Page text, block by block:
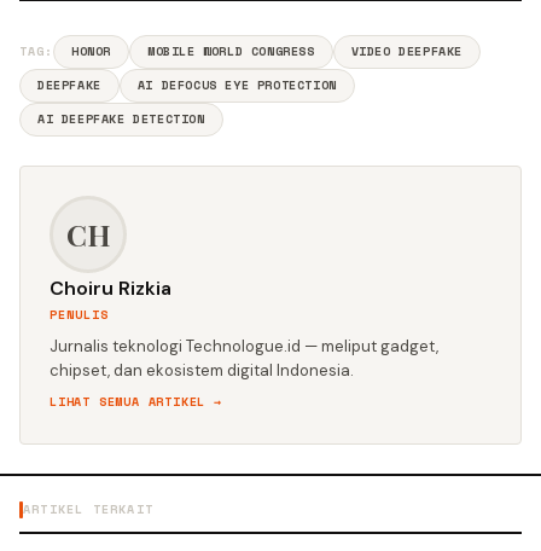
TAG: HONOR MOBILE WORLD CONGRESS
VIDEO DEEPFAKE
DEEPFAKE
AI DEFOCUS EYE PROTECTION
AI DEEPFAKE DETECTION
CH
Choiru Rizkia
PENULIS
Jurnalis teknologi Technologue.id — meliput gadget,
chipset, dan ekosistem digital Indonesia.
LIHAT SEMUA ARTIKEL →
ARTIKEL TERKAIT